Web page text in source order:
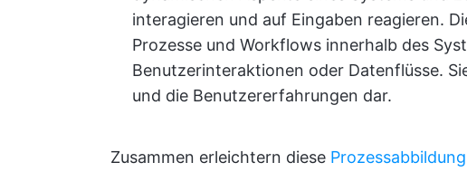
interagieren und auf Eingaben reagieren.
Prozesse und Workflows innerhalb des
Benutzerinteraktionen oder Datenflüsse.
und die Benutzererfahrungen dar.
Zusammen erleichtern diese